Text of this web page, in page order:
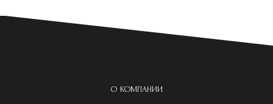
О КОМПАНИИ